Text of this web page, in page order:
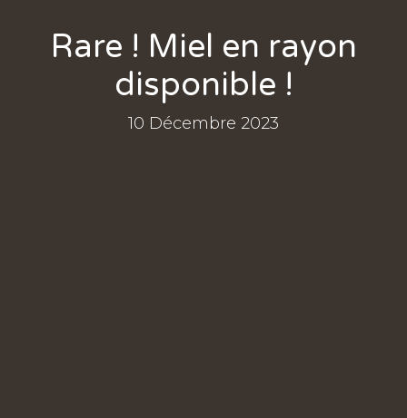
Rare ! Miel en rayon
disponible !
10 Décembre 2023